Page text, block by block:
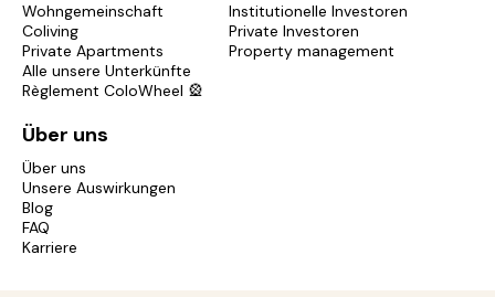
Wohngemeinschaft
Coliving
Private Apartments
Alle unsere Unterkünfte
Règlement ColoWheel 🎡
Institutionelle Investoren
Private Investoren
Property management
Über uns
Über uns
Unsere Auswirkungen
Blog
FAQ
Karriere